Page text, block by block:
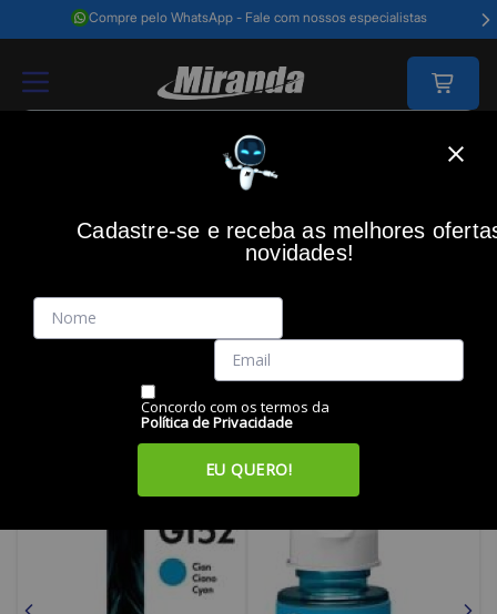
Compre pelo WhatsApp - Fale com nossos especialistas
Refil de tinta HP GT52 ciano 70ml M0H54AL
Código: 37377
Vendido e Entregue por:Miranda
Cadastre-se e receba as melhores
novidades!
Concordo com os termos da
Política de Privacidade
EU QUERO!